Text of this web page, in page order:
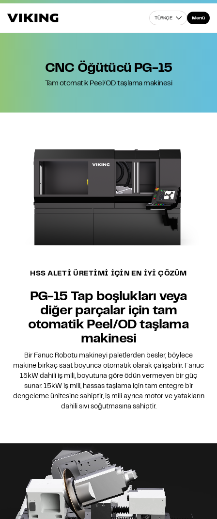
TÜRKÇE Menü
CNC Öğütücü PG-15
Tam otomatik Peel/OD taşlama makinesi
HSS ALETİ ÜRETİMİ İÇİN EN İYİ ÇÖZÜM
PG-15 Tap boşlukları veya
diğer parçalar için tam
otomatik Peel/OD taşlama
makinesi
Bir Fanuc Robotu makineyi paletlerden besler, böylece
makine birkaç saat boyunca otomatik olarak çalışabilir. Fanuc
15kW dahili iş mili, boyutuna göre ödün vermeyen bir güç
sunar. 15kW iş mili, hassas taşlama için tam entegre bir
dengeleme ünitesine sahiptir, iş mili ayrıca motor ve yatakların
dahili sıvı soğutmasına sahiptir.